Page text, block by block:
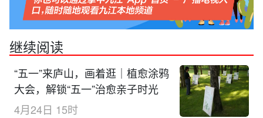
继续阅读
“五一”来庐山，画着逛｜植愈涂鸦
大会，解锁“五一”治愈亲子时光
4月24日 15时